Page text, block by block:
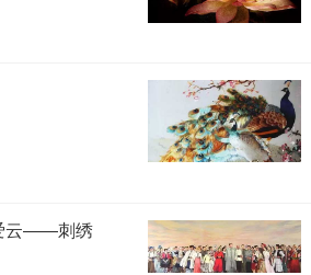
云——刺绣